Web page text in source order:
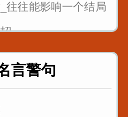
往往能影响一个结局
何回怼别人
喜欢你
回答_而不是阿谀
言警句